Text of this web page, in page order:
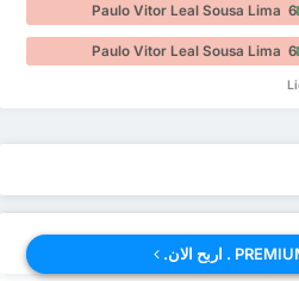
Paulo Vitor Leal Sousa Lima 6
Paulo Vitor Leal Sousa Lima 6
-
Benfica